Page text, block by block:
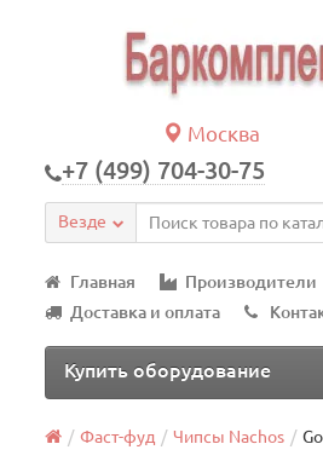
Москва
+7 (499) 704-30-75
Везде
Главная Производители
Доставка и оплата
Купить оборудование
Фаст-фуд Чипсы Nachos